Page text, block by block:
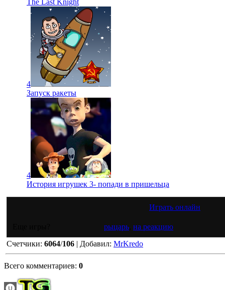
The Last Knight
4
Запуск ракеты
4
История игрушек 3- попади в пришельца
Играть онлайн
рыцарь на реакцию
Счетчики: 6064/106 | Добавил: MrKredo
Всего комментариев: 0